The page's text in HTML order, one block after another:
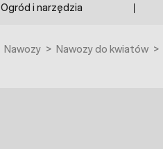
Ogród i narzędzia
Nawozy > Nawozy do kwiatów >